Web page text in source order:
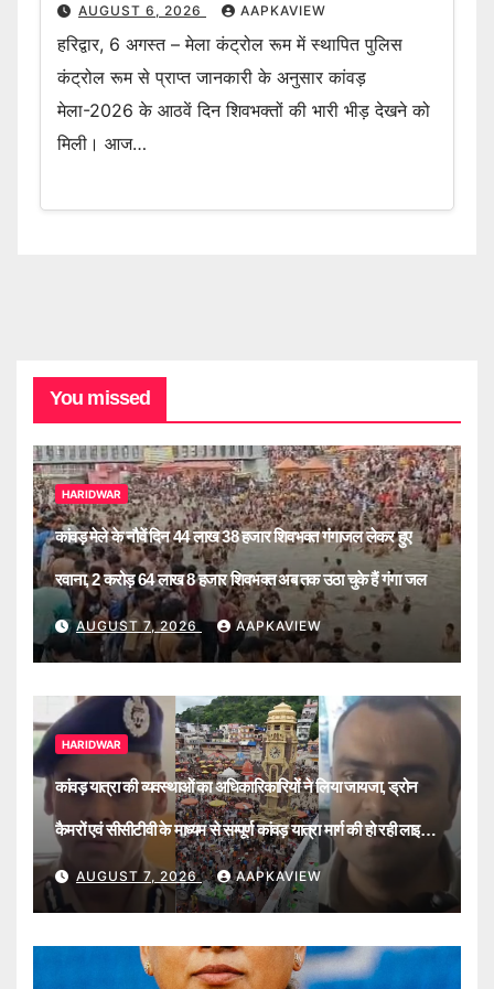
AUGUST 6, 2026 AAPKAVIEW
हरिद्वार, 6 अगस्त – मेला कंट्रोल रूम में स्थापित पुलिस
कंट्रोल रूम से प्राप्त जानकारी के अनुसार कांवड़
मेला-2026 के आठवें दिन शिवभक्तों की भारी भीड़ देखने को
मिली। आज…
You missed
HARIDWAR
कांवड़ मेले के नौवें दिन 44 लाख 38 हजार शिवभक्त गंगाजल लेकर हुए
रवाना, 2 करोड़ 64 लाख 8 हजार शिवभक्त अब तक उठा चुके हैं गंगा जल
AUGUST 7, 2026 AAPKAVIEW
HARIDWAR
कांवड़ यात्रा की व्यवस्थाओं का अधिकारिकारियों ने लिया जायजा, ड्रोन
कैमरों एवं सीसीटीवी के माध्यम से सम्पूर्ण कांवड़ यात्रा मार्ग की हो रही लाइव
मॉनिटरिंग
AUGUST 7, 2026 AAPKAVIEW